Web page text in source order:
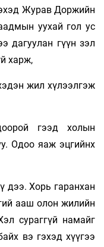
Журав Доржийн
уухай гол ус
дагуулан гүүн зэл
харж,
жил хүлээлгэж
гээд холын
Одоо яаж эцгийнх
дээ. Хорь гаранхан
ааш олон жилийн
сураггүй намайг
вэ гэхэд хүүгээ